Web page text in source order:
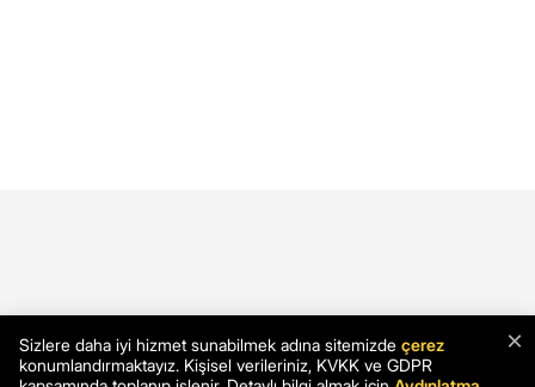
×
Sizlere daha iyi hizmet sunabilmek adına sitemizde çerez
konumlandırmaktayız. Kişisel verileriniz, KVKK ve GDPR